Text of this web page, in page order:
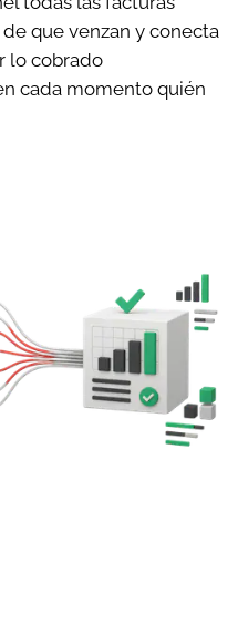
que venzan y conecta
lo cobrado
cada momento quién